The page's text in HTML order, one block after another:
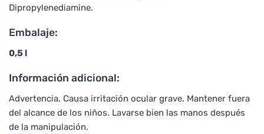
Dipropylenediamine.
Embalaje:
0,5 l
Información adicional:
Advertencia. Causa irritación ocular grave. Mantener fuera
del alcance de los niños. Lavarse bien las manos después
de la manipulación.